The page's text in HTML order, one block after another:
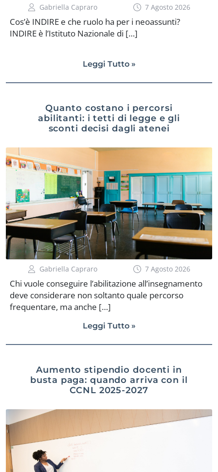
Gabriella Capraro 7 Agosto 2026
Cos’è INDIRE e che ruolo ha per i neoassunti?
INDIRE è l’Istituto Nazionale di […]
Leggi Tutto »
Quanto costano i percorsi
abilitanti: i tetti di legge e gli
sconti decisi dagli atenei
Gabriella Capraro 7 Agosto 2026
Chi vuole conseguire l’abilitazione all’insegnamento
deve considerare non soltanto quale percorso
frequentare, ma anche […]
Leggi Tutto »
Aumento stipendio docenti in
busta paga: quando arriva con il
CCNL 2025-2027